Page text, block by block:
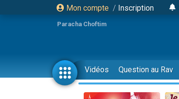
Mon compte / Inscription
Paracha Choftim
Vidéos Question au Rav